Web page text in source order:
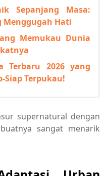
Sepanjang Masa:
Menggugah Hati
Memukau Dunia
Terbaru 2026 yang
Siap Terpukau!
supernatural dengan
sangat menarik